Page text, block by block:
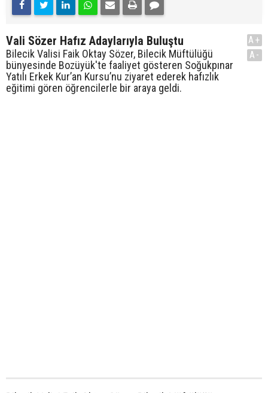
Vali Sözer Hafız Adaylarıyla Buluştu
Bilecik Valisi Faik Oktay Sözer, Bilecik Müftülüğü
bünyesinde Bozüyük'te faaliyet gösteren Soğukpınar
Yatılı Erkek Kur’an Kursu’nu ziyaret ederek hafızlık
eğitimi gören öğrencilerle bir araya geldi.
A+
A-